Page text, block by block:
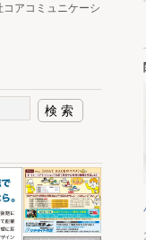
コアコミュニケーシ